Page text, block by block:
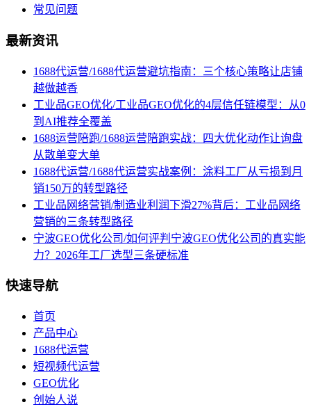
常见问题
最新资讯
1688代运营/1688代运营避坑指南：三个核心策略让店铺
越做越香
工业品GEO优化/工业品GEO优化的4层信任链模型：从0
到AI推荐全覆盖
1688运营陪跑/1688运营陪跑实战：四大优化动作让询盘
从散单变大单
1688代运营/1688代运营实战案例：涂料工厂从亏损到月
销150万的转型路径
工业品网络营销/制造业利润下滑27%背后：工业品网络
营销的三条转型路径
宁波GEO优化公司/如何评判宁波GEO优化公司的真实能
力？2026年工厂选型三条硬标准
快速导航
首页
产品中心
1688代运营
短视频代运营
GEO优化
创始人说